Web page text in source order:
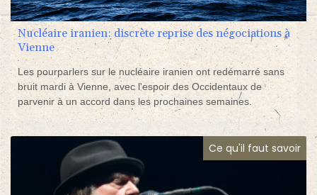
Nucléaire iranien: discrète reprise des négociations à
Vienne
Les pourparlers sur le nucléaire iranien ont redémarré sans
bruit mardi à Vienne, avec l'espoir des Occidentaux de
parvenir à un accord dans les prochaines semaines.
Ce qu'il faut savoir